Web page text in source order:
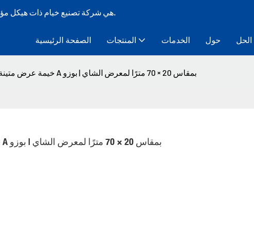
Bozo Tent هي شركة تصنيع خيام ذات هيكل مؤقت معياري لأكثر من 10 سنوات.
الصفحة الرئيسية المنتجات الخدمات حول الحل
خيمة عرض متينة على شكل حرف A بمقاس 20 × 70 مترًا لمعرض الشاي | بوزو
خيمة عرض متينة على شكل حرف A بمقاس 20 × 70 مترًا لمعرض الشاي | بوزو